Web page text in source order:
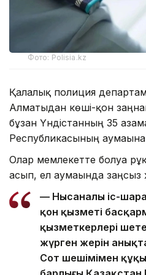
Фото: Polisia.kz
Қалалық полиция
Алматыдан көші-қон
бұзған Үндістанның 35
Республикасының
Олар мемлекетте болуға
асып, ел аумағында заңсыз
— Нысаналы іс-
қон қызметі
қызметкерлері
жүрген жерін
Сот шешімімен